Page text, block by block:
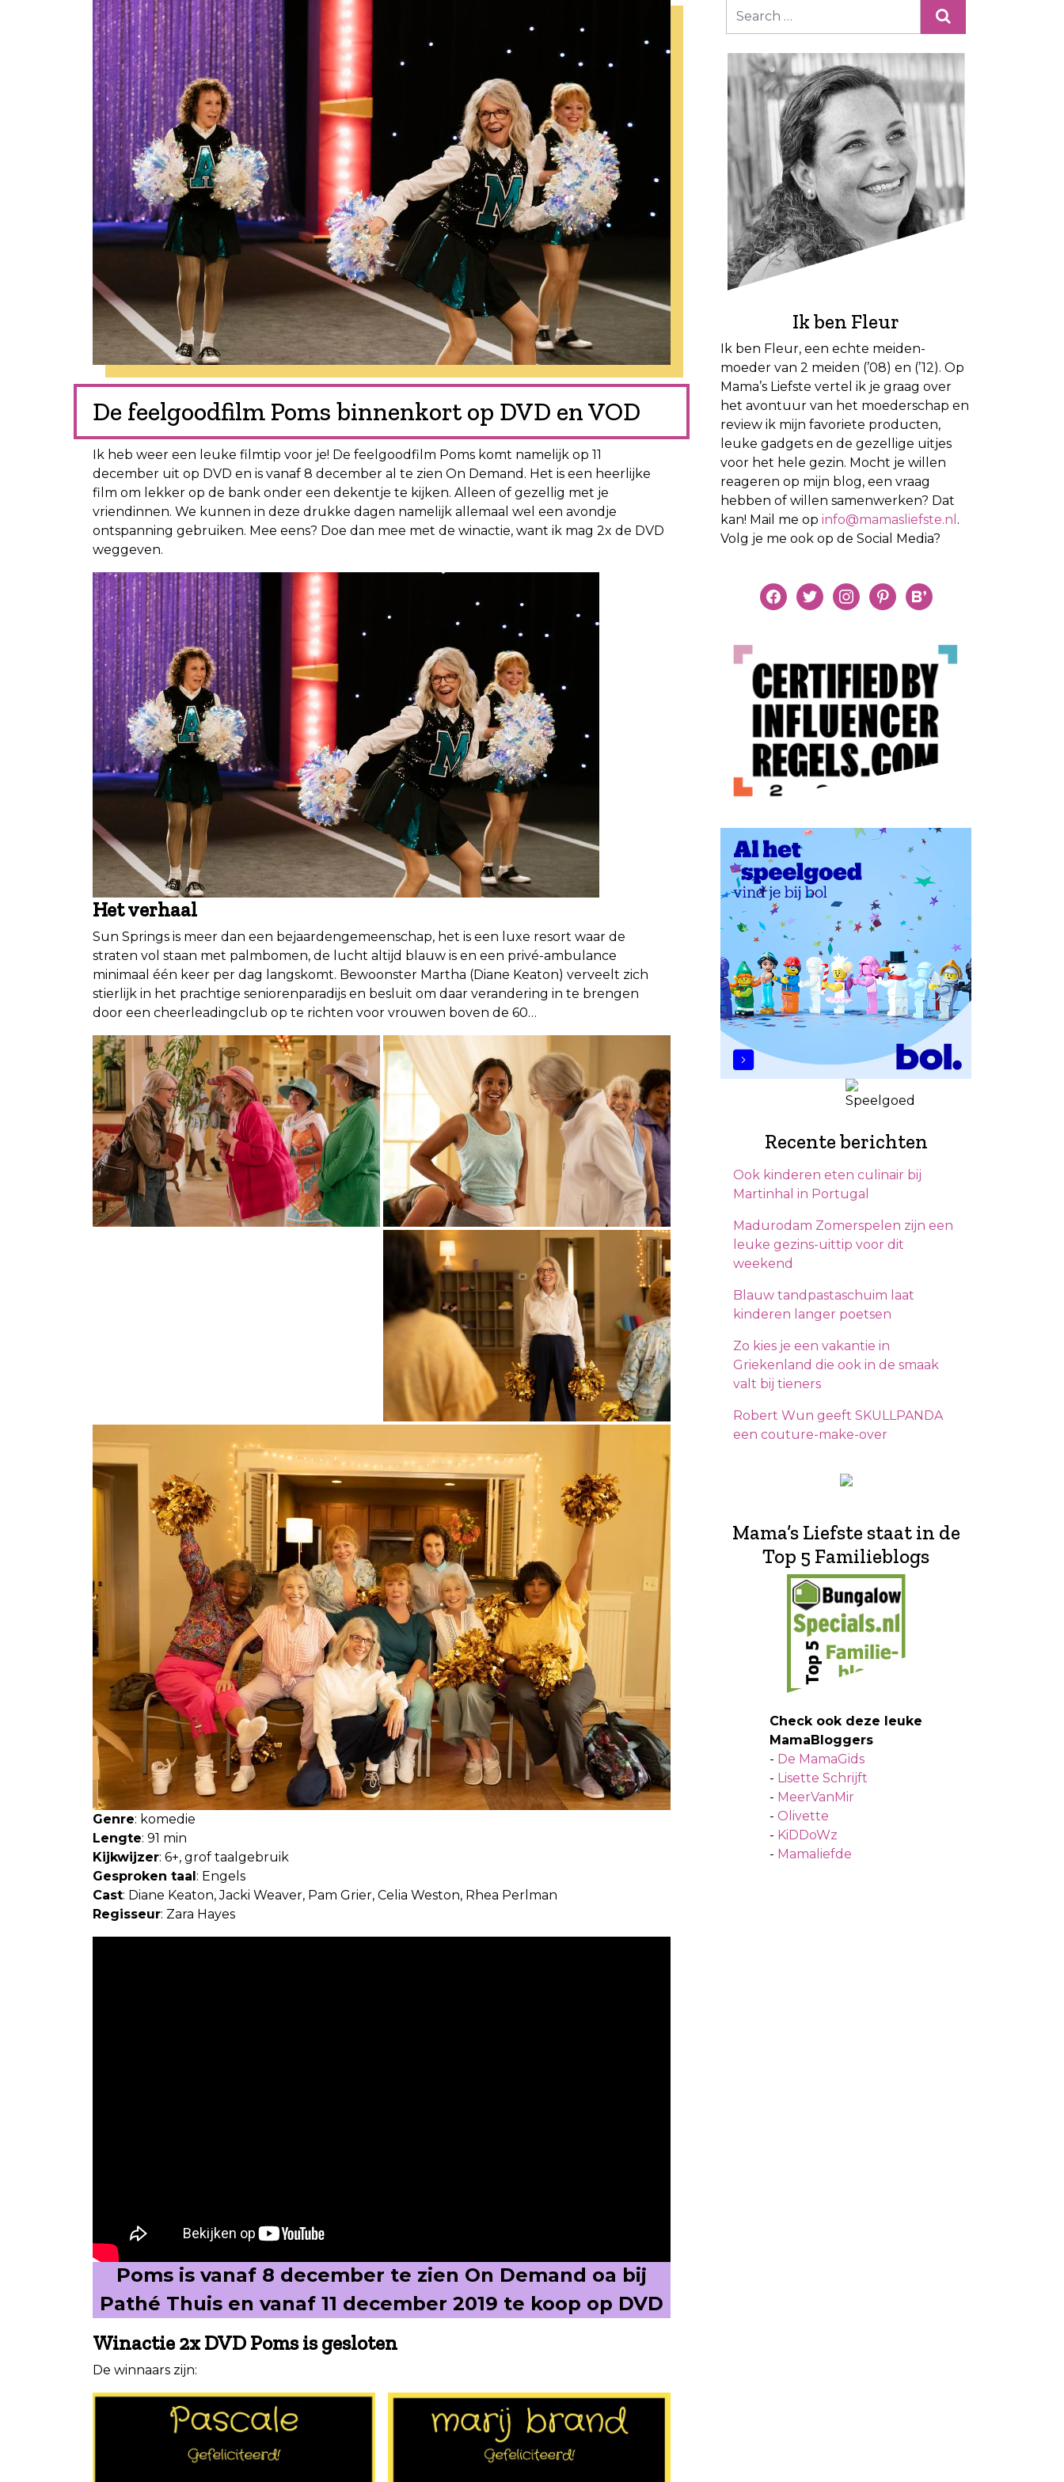
De feelgoodfilm Poms binnenkort op DVD en VOD
Ik heb weer een leuke filmtip voor je! De feelgoodfilm Poms komt namelijk op 11
december uit op DVD en is vanaf 8 december al te zien On Demand. Het is een heerlijke
film om lekker op de bank onder een dekentje te kijken. Alleen of gezellig met je
vriendinnen. We kunnen in deze drukke dagen namelijk allemaal wel een avondje
ontspanning gebruiken. Mee eens? Doe dan mee met de winactie, want ik mag 2x de DVD
weggeven.
Het verhaal
Sun Springs is meer dan een bejaardengemeenschap, het is een luxe resort waar de
straten vol staan met palmbomen, de lucht altijd blauw is en een privé-ambulance
minimaal één keer per dag langskomt. Bewoonster Martha (Diane Keaton) verveelt zich
stierlijk in het prachtige seniorenparadijs en besluit om daar verandering in te brengen
door een cheerleadingclub op te richten voor vrouwen boven de 60…
Genre: komedie
Lengte: 91 min
Kijkwijzer: 6+, grof taalgebruik
Gesproken taal: Engels
Cast: Diane Keaton, Jacki Weaver, Pam Grier, Celia Weston, Rhea Perlman
Regisseur: Zara Hayes
Poms is vanaf 8 december te zien On Demand oa bij
Pathé Thuis en vanaf 11 december 2019 te koop op DVD
Winactie 2x DVD Poms is gesloten
De winnaars zijn:
Ik ben Fleur
Ik ben Fleur, een echte meiden-
moeder van 2 meiden (’08) en (’12). Op
Mama’s Liefste vertel ik je graag over
het avontuur van het moederschap en
review ik mijn favoriete producten,
leuke gadgets en de gezellige uitjes
voor het hele gezin. Mocht je willen
reageren op mijn blog, een vraag
hebben of willen samenwerken? Dat
kan! Mail me op info@mamasliefste.nl .
Volg je me ook op de Social Media?
facebooktwitterinstagrampinterestbloglovin
Recente berichten
Ook kinderen eten culinair bij
Martinhal in Portugal
Madurodam Zomerspelen zijn een
leuke gezins-uittip voor dit
weekend
Blauw tandpastaschuim laat
kinderen langer poetsen
Zo kies je een vakantie in
Griekenland die ook in de smaak
valt bij tieners
Robert Wun geeft SKULLPANDA
een couture-make-over
Mama’s Liefste staat in de
Top 5 Familieblogs
Check ook deze leuke
MamaBloggers
- De MamaGids
- Lisette Schrijft
- MeerVanMir
- Olivette
- KiDDoWz
- Mamaliefde